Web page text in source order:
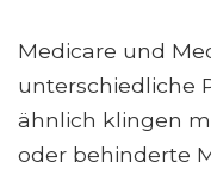
Medicare und
unterschiedliche
ähnlich klingen
oder behinderte